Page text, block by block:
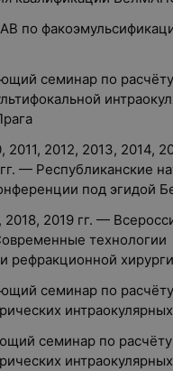
по
семинар по
2011, 2012, 2013, 2014,
— Республиканские
под эгидой
2018, 2019 гг. —
технологии
рефракционной
семинар по
семинар по